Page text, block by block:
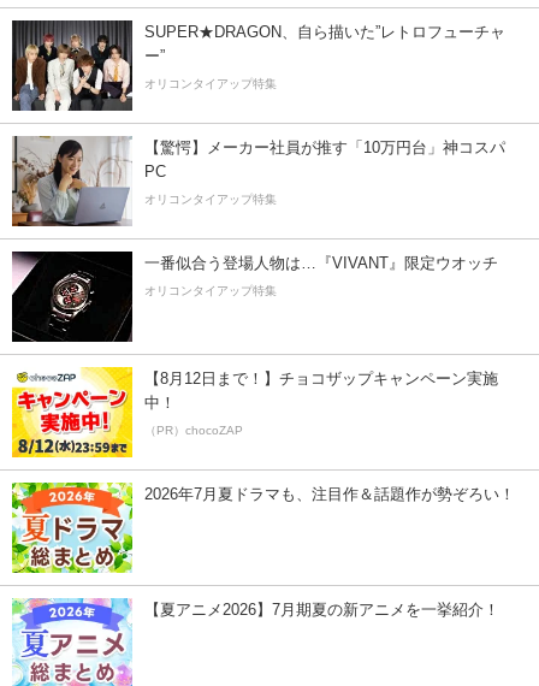
SUPER★DRAGON、自ら描いた”レトロフューチャ
ー”
オリコンタイアップ特集
【驚愕】メーカー社員が推す「10万円台」神コスパ
PC
オリコンタイアップ特集
一番似合う登場人物は…『VIVANT』限定ウオッチ
オリコンタイアップ特集
【8月12日まで！】チョコザップキャンペーン実施
中！
（PR）chocoZAP
2026年7月夏ドラマも、注目作＆話題作が勢ぞろい！
【夏アニメ2026】7月期夏の新アニメを一挙紹介！